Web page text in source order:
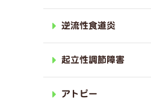
逆流性食道炎
起立性調節障害
アトピー